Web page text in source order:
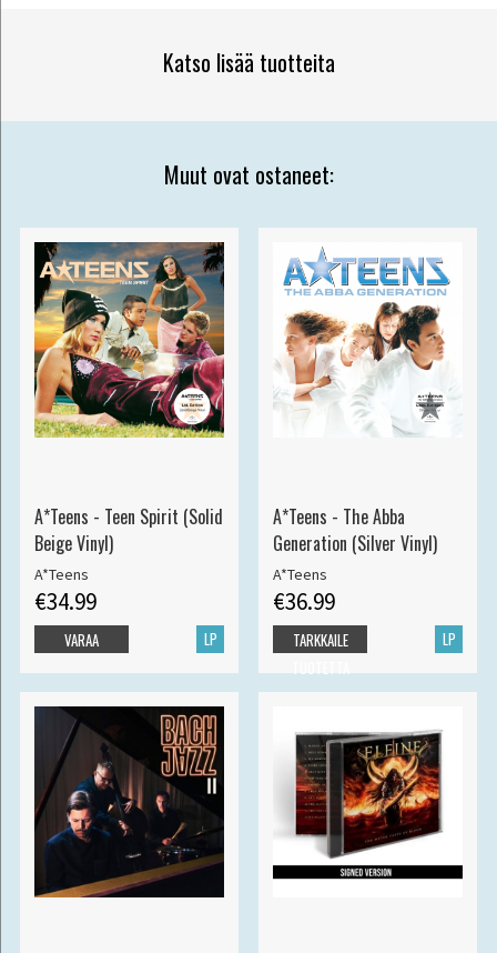
Katso lisää tuotteita
Muut ovat ostaneet:
A*Teens - Teen Spirit (Solid
Beige Vinyl)
A*Teens
€34.99
LP
VARAA
A*Teens - The Abba
Generation (Silver Vinyl)
A*Teens
€36.99
LP
TARKKAILE